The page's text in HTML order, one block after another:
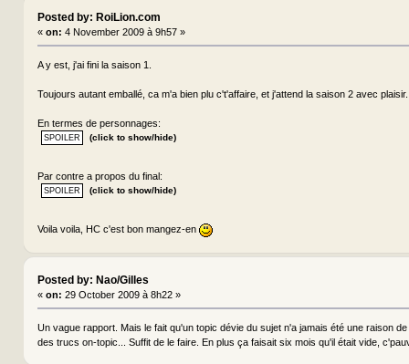
Posted by: RoiLion.com
« on: 4 November 2009 à 9h57 »
A y est, j'ai fini la saison 1.
Toujours autant emballé, ca m'a bien plu c't'affaire, et j'attend la saison 2 avec plaisir.
En termes de personnages:
(click to show/hide)
Par contre a propos du final:
(click to show/hide)
Voila voila, HC c'est bon mangez-en
Posted by: Nao/Gilles
« on: 29 October 2009 à 8h22 »
Un vague rapport. Mais le fait qu'un topic dévie du sujet n'a jamais été une raison
des trucs on-topic... Suffit de le faire. En plus ça faisait six mois qu'il était vide,